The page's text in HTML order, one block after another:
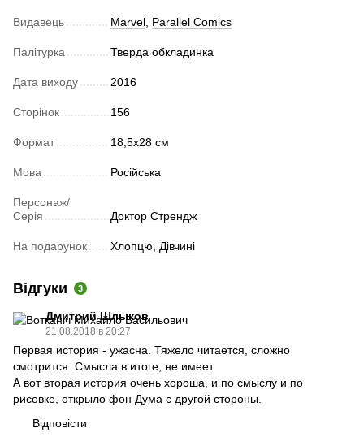
Видавець Marvel, Parallel Comics
Палітурка Тверда обкладинка
Дата виходу 2016
Сторінок 156
Формат 18,5х28 см
Мова Російська
Персонаж/
Серія
Доктор Стрендж
На подарунок Хлопцю, Дівчині
Відгуки 3
Дмитрий Шлыков
21.08.2018 в 20:27
Первая история - ужасна. Тяжело читается, сложно
смотрится. Смысла в итоге, не имеет.
А вот вторая история очень хороша, и по смыслу и по
рисовке, открыло фон Дума с другой стороны.
Відповісти